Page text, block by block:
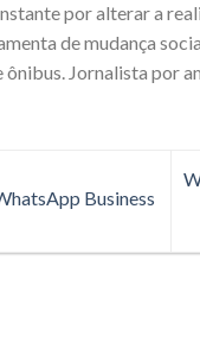
por alterar a
de mudança
Jornalista por
Business